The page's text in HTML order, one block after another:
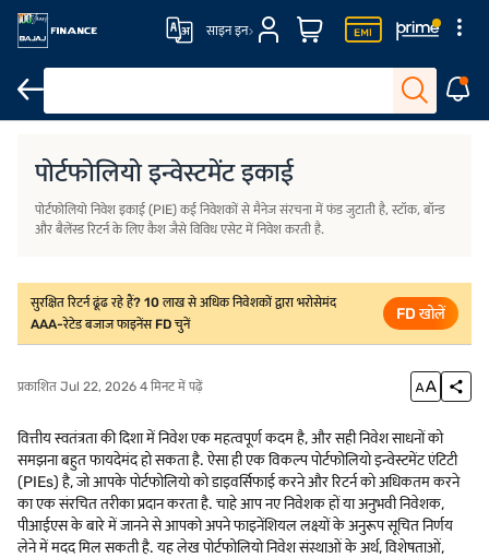
साइन इन
पोर्टफोलियो इन्वेस्टमेंट इकाई
पोर्टफोलियो निवेश इकाई (PIE) कई निवेशकों से मैनेज संरचना में फंड जुटाती है, स्टॉक, बॉन्ड
और बैलेंस्ड रिटर्न के लिए कैश जैसे विविध एसेट में निवेश करती है.
सुरक्षित रिटर्न ढूंढ रहे हैं? 10 लाख से अधिक निवेशकों द्वारा भरोसेमंद
AAA-रेटेड बजाज फाइनेंस FD चुनें
FD खोलें
प्रकाशित Jul 22, 2026 4 मिनट में पढ़ें
वित्तीय स्वतंत्रता की दिशा में निवेश एक महत्वपूर्ण कदम है, और सही निवेश साधनों को
समझना बहुत फायदेमंद हो सकता है. ऐसा ही एक विकल्प पोर्टफोलियो इन्वेस्टमेंट एंटिटी
(PIEs) है, जो आपके पोर्टफोलियो को डाइवर्सिफाई करने और रिटर्न को अधिकतम करने
का एक संरचित तरीका प्रदान करता है. चाहे आप नए निवेशक हों या अनुभवी निवेशक,
पीआईएस के बारे में जानने से आपको अपने फाइनेंशियल लक्ष्यों के अनुरूप सूचित निर्णय
लेने में मदद मिल सकती है. यह लेख पोर्टफोलियो निवेश संस्थाओं के अर्थ, विशेषताओं,